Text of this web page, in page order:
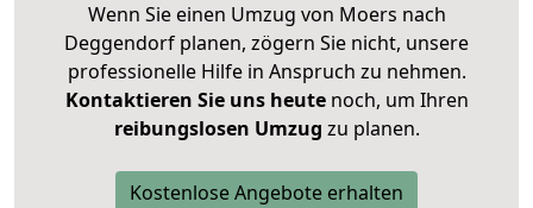
Wenn Sie einen Umzug von Moers nach
Deggendorf planen, zögern Sie nicht, unsere
professionelle Hilfe in Anspruch zu nehmen.
Kontaktieren Sie uns heutenoch, um Ihren
reibungslosen Umzug zu planen.
Kostenlose Angebote erhalten